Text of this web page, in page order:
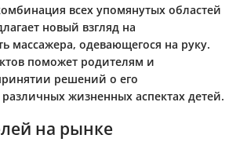
всех упомянутых областей
новый взгляд на
массажера, одевающегося на руку.
поможет родителям и
решений о его
жизненных аспектах детей.
на рынке